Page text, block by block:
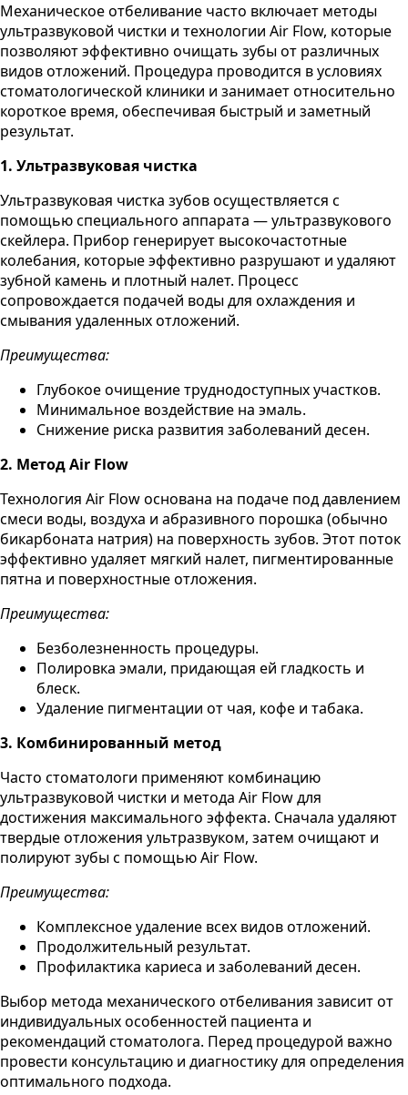
Механическое отбеливание часто включает методы
ультразвуковой чистки и технологии Air Flow, которые
позволяют эффективно очищать зубы от различных
видов отложений. Процедура проводится в условиях
стоматологической клиники и занимает относительно
короткое время, обеспечивая быстрый и заметный
результат.
1. Ультразвуковая чистка
Ультразвуковая чистка зубов осуществляется с
помощью специального аппарата — ультразвукового
скейлера. Прибор генерирует высокочастотные
колебания, которые эффективно разрушают и удаляют
зубной камень и плотный налет. Процесс
сопровождается подачей воды для охлаждения и
смывания удаленных отложений.
Преимущества:
Глубокое очищение труднодоступных участков.
Минимальное воздействие на эмаль.
Снижение риска развития заболеваний десен.
2. Метод Air Flow
Технология Air Flow основана на подаче под давлением
смеси воды, воздуха и абразивного порошка (обычно
бикарбоната натрия) на поверхность зубов. Этот поток
эффективно удаляет мягкий налет, пигментированные
пятна и поверхностные отложения.
Преимущества:
Безболезненность процедуры.
Полировка эмали, придающая ей гладкость и
блеск.
Удаление пигментации от чая, кофе и табака.
3. Комбинированный метод
Часто стоматологи применяют комбинацию
ультразвуковой чистки и метода Air Flow для
достижения максимального эффекта. Сначала удаляют
твердые отложения ультразвуком, затем очищают и
полируют зубы с помощью Air Flow.
Преимущества:
Комплексное удаление всех видов отложений.
Продолжительный результат.
Профилактика кариеса и заболеваний десен.
Выбор метода механического отбеливания зависит от
индивидуальных особенностей пациента и
рекомендаций стоматолога. Перед процедурой важно
провести консультацию и диагностику для определения
оптимального подхода.